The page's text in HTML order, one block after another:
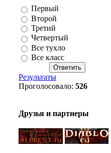
Первый
Второй
Третий
Четвертый
Все тухло
Все класс
Результаты
Проголосовало: 526
Друзья и партнеры